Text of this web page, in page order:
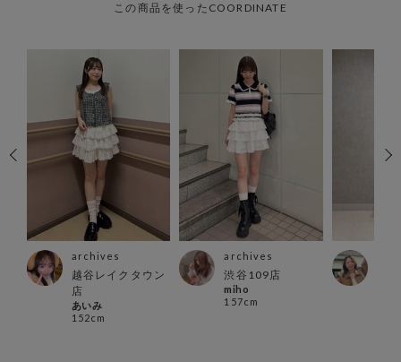
この商品を使ったCOORDINATE
archives
越谷レイクタウン
店
あいみ
152cm
archives
渋谷109店
miho
157cm